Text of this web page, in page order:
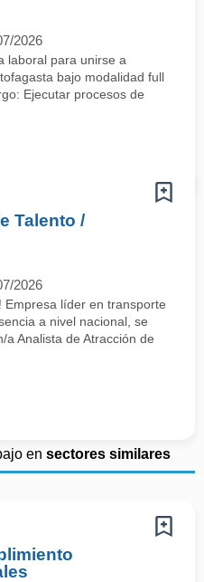
2026
laboral para unirse a
bajo modalidad full
Ejecutar procesos de
Talento /
2026
Empresa líder en transporte
a nivel nacional, se
Analista de Atracción de
en sectores similares